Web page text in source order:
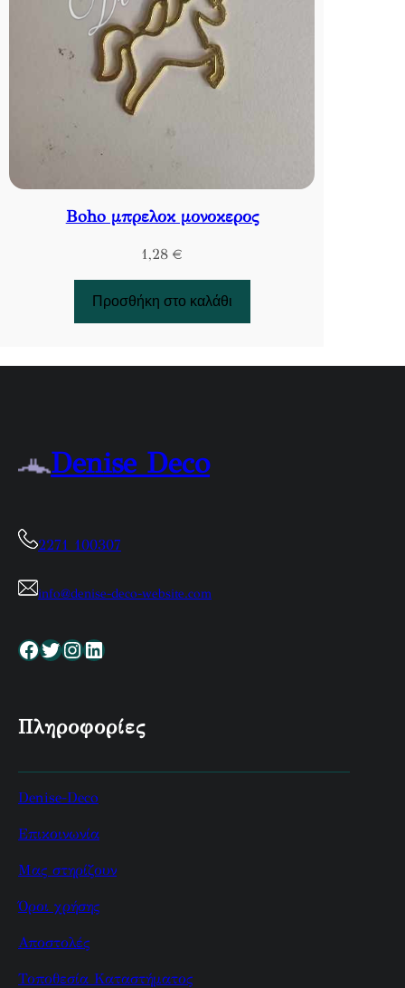
Βoho μπρελοκ μονοκερος
1,28 €
Προσθήκη στο καλάθι
Denise Deco
2271 100307
info@denise-deco-website.com
Facebook Twitter InstagramLinkedin
Πληροφορίες
Denise-Deco
Επικοινωνία
Μας στηρίζουν
Όροι χρήσης
Αποστολές
Τοποθεσία Καταστήματος